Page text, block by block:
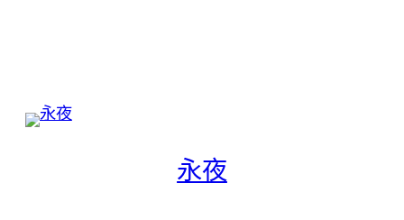
永夜